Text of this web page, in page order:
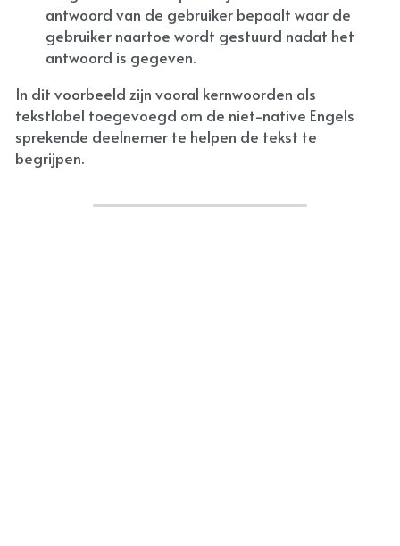
antwoord van de gebruiker bepaalt waar de
gebruiker naartoe wordt gestuurd nadat het
antwoord is gegeven.
In dit voorbeeld zijn vooral kernwoorden als
tekstlabel toegevoegd om de niet-native Engels
sprekende deelnemer te helpen de tekst te
begrijpen.